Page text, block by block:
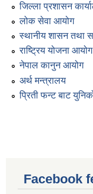
जिल्ला प्रशासन
लोक सेवा आयोग
स्थानीय शासन तथा
राष्ट्रिय योजना आयोग
नेपाल कानुन आयोग
अर्थ मन्त्रालय
प्रिती फन्ट बाट
Facebook